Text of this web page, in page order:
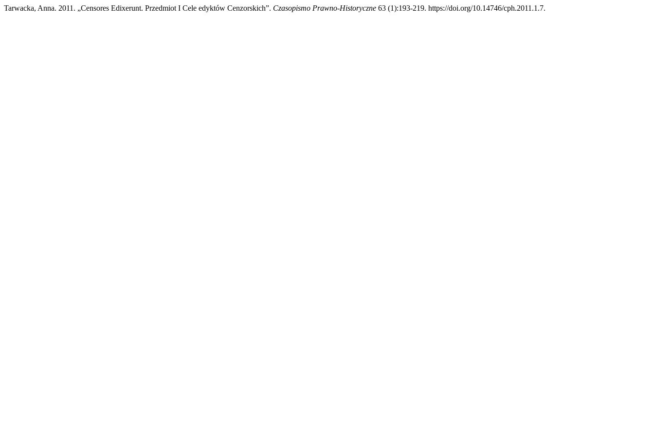
Tarwacka, Anna. 2011. „Censores Edixerunt. Przedmiot I Cele edyktów Cenzorskich”. Czasopismo Prawno-Historyczne 63 (1):193-219. https://doi.org/10.14746/cph.2011.1.7.